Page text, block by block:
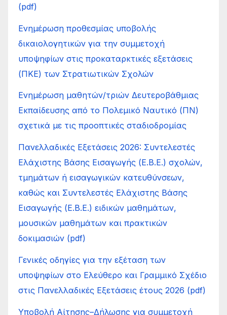
(pdf)
Ενημέρωση προθεσμίας υποβολής
δικαιολογητικών για την συμμετοχή
υποψηφίων στις προκαταρκτικές εξετάσεις
(ΠΚΕ) των Στρατιωτικών Σχολών
Ενημέρωση μαθητών/τριών Δευτεροβάθμιας
Εκπαίδευσης από το Πολεμικό Ναυτικό (ΠΝ)
σχετικά με τις προοπτικές σταδιοδρομίας
Πανελλαδικές Εξετάσεις 2026: Συντελεστές
Ελάχιστης Βάσης Εισαγωγής (Ε.Β.Ε.) σχολών,
τμημάτων ή εισαγωγικών κατευθύνσεων,
καθώς και Συντελεστές Ελάχιστης Βάσης
Εισαγωγής (Ε.Β.Ε.) ειδικών μαθημάτων,
μουσικών μαθημάτων και πρακτικών
δοκιμασιών (pdf)
Γενικές οδηγίες για την εξέταση των
υποψηφίων στο Ελεύθερο και Γραμμικό Σχέδιο
στις Πανελλαδικές Εξετάσεις έτους 2026 (pdf)
Υποβολή Αίτησης–Δήλωσης για συμμετοχή